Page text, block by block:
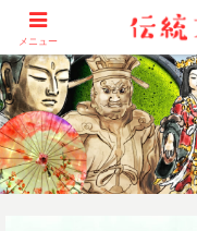
メニュー